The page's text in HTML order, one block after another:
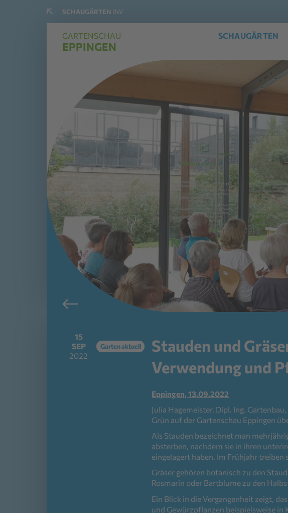
SCHAUGÄRTEN BW
GARTENSCHAU
EPPINGEN
SCHAUGÄRTEN
15
SEP
2022
Garten aktuell
Stauden und
Verwendung und
Eppingen, 13.09.2022
Julia Hagemeister, Dipl. Ing.
Grün auf der Gartenschau Eppingen
Als Stauden bezeichnet man
absterben, nachdem sie in ihren
eingelagert haben. Im Frühjahr treiben
Gräser gehören botanisch zu den
Rosmarin oder Bartblume zu den
Ein Blick in die Vergangenheit zeigt,
und Gewürzpflanzen beispielsweise